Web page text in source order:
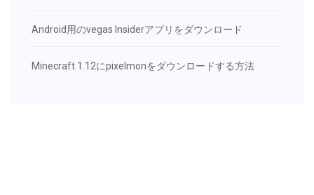
Android用のvegas Insiderアプリをダウンロード
Minecraft 1.12にpixelmonをダウンロードする方法